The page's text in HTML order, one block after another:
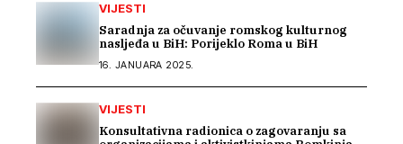
VIJESTI
Saradnja za očuvanje romskog kulturnog
nasljeđa u BiH: Porijeklo Roma u BiH
16. JANUARA 2025.
VIJESTI
Konsultativna radionica o zagovaranju sa